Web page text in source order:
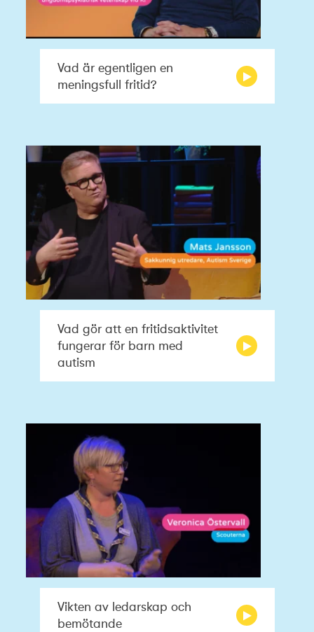
Vad är egentligen en
meningsfull fritid?
Vad gör att en fritidsaktivitet
fungerar för barn med
autism
Vikten av ledarskap och
bemötande